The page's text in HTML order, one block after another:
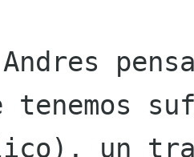
tenemos
un